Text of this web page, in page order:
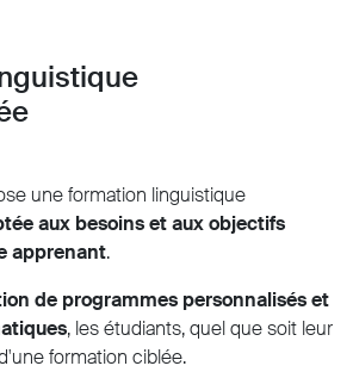
une formation linguistique
aux besoins et aux objectifs
apprenant.
de programmes personnalisés et
, les étudiants, quel que soit leur
formation ciblée.